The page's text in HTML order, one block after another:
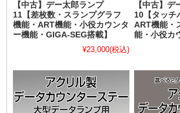
【中古】デー太郎ランプ
11【差枚数・スランプグラフ
機能・ART機能・小役カウンタ
ー機能・GIGA-SEG搭載】
¥23,000(税込)
【中古】デ
10【タッチ
ART機能・
能・小役カ